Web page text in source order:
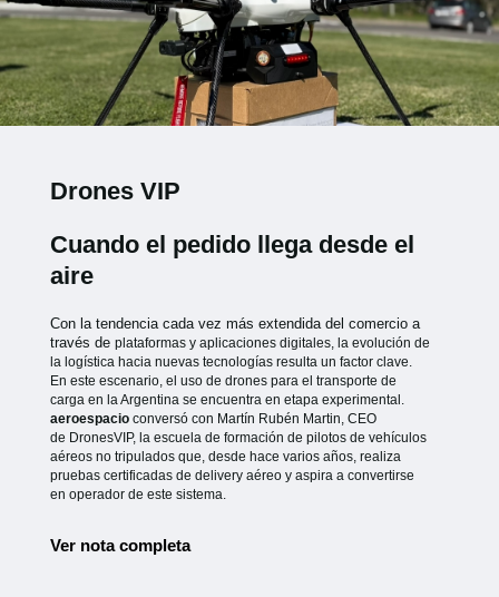
Drones VIP
Cuando el pedido llega desde el
aire
Con la tendencia cada vez más extendida del comercio a
través de plataformas y aplicaciones digitales, la evolución de
la logística hacia nuevas tecnologías resulta un factor clave.
En este escenario, el uso de drones para el transporte de
carga en la Argentina se encuentra en etapa experimental.
aeroespacioconversó con Martín Rubén Martin, CEO
de DronesVIP, la escuela de formación de pilotos de vehículos
aéreos no tripulados que, desde hace varios años, realiza
pruebas certificadas de delivery aéreo y aspira a convertirse
en operador de este sistema.
Ver nota completa